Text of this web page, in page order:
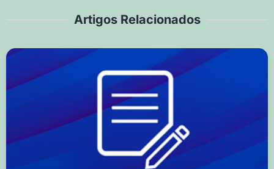
Artigos Relacionados